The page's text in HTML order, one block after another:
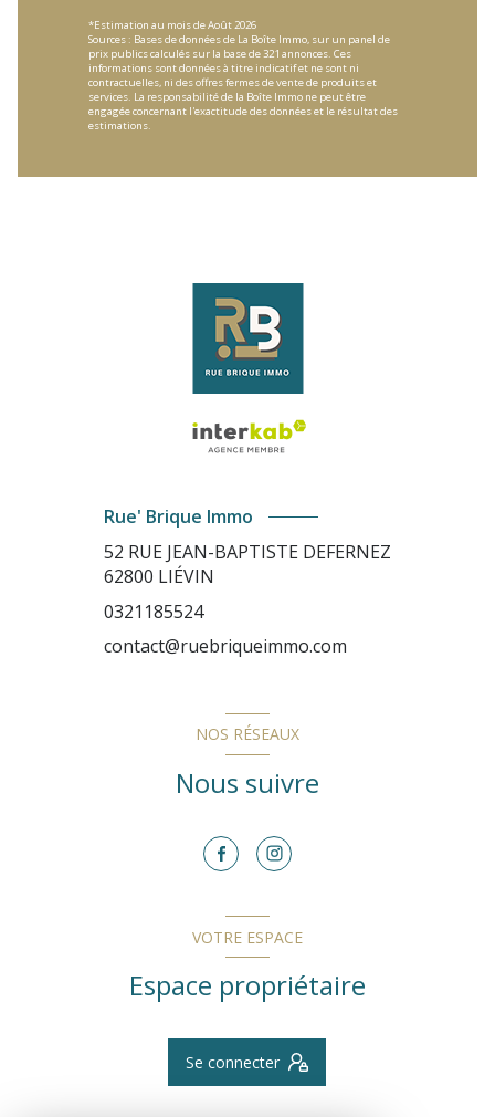
*Estimation au mois de Août 2026
Sources : Bases de données de La Boîte Immo, sur un panel de
prix publics calculés sur la base de 321 annonces. Ces
informations sont données à titre indicatif et ne sont ni
contractuelles, ni des offres fermes de vente de produits et
services. La responsabilité de la Boîte Immo ne peut être
engagée concernant l'exactitude des données et le résultat des
estimations.
Rue' Brique Immo
52 RUE JEAN-BAPTISTE DEFERNEZ
62800 LIÉVIN
0321185524
contact@ruebriqueimmo.com
NOS RÉSEAUX
Nous suivre
VOTRE ESPACE
Espace propriétaire
Se connecter